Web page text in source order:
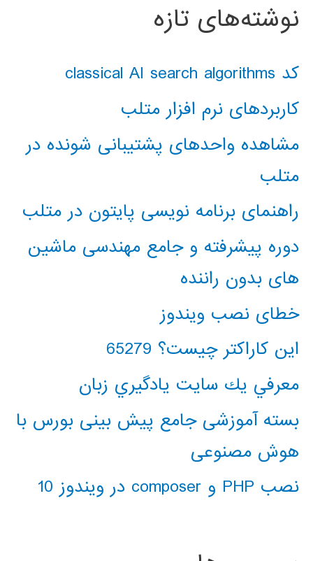
نوشته‌های تازه
کد classical AI search algorithms
کاربردهای نرم افزار متلب
مشاهده واحدهای پشتیبانی شونده در
متلب
راهنمای برنامه نویسی پایتون در متلب
دوره پیشرفته و جامع مهندسی ماشین
های بدون راننده
خطای نصب ویندوز
این کاراکتر چیست؟ 65279
معرفي يك سايت يادگيري زبان
بسته آموزشی جامع پیش بینی بورس با
هوش مصنوعی
نصب PHP و composer در ویندوز 10